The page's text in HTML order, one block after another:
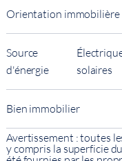
Orientation immobilière
Source
d'énergie
solaires
Bien immobilier
Avertissement : toutes
y compris la superficie